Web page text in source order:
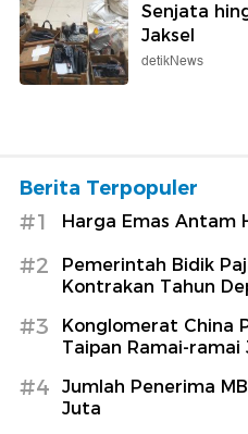
Senjata
Jaksel
detikNews
Berita Terpopuler
#1 Harga Emas Antam
#2
Pemerintah Bidik
Kontrakan Tahun
#3
Konglomerat China
Taipan Ramai-ramai
#4
Jumlah Penerima
Juta